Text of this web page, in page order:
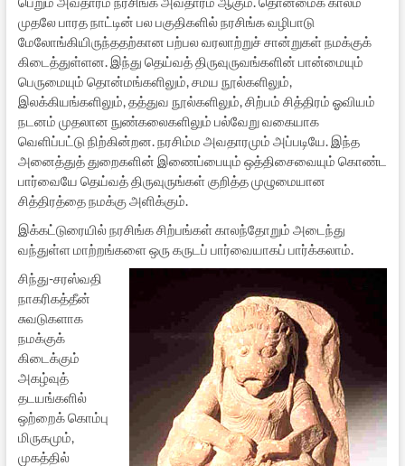
முதலே பாரத நாட்டின் பல பகுதிகளில் நரசிங்க வழிபாடு
மேலோங்கியிருந்ததற்கான பற்பல வரலாற்றுச் சான்றுகள் நமக்குக்
கிடைத்துள்ளன. இந்து தெய்வத் திருவுருவங்களின் பான்மையும்
பெருமையும் தொன்மங்களிலும், சமய நூல்களிலும்,
இலக்கியங்களிலும், தத்துவ நூல்களிலும், சிற்பம் சித்திரம் ஓவியம்
நடனம் முதலான நுண்கலைகளிலும் பல்வேறு வகையாக
வெளிப்பட்டு நிற்கின்றன. நரசிம்ம அவதாரமும் அப்படியே. இந்த
அனைத்துத் துறைகளின் இணைப்பையும் ஒத்திசைவையும் கொண்ட
பார்வையே தெய்வத் திருவுருங்கள் குறித்த முழுமையான
சித்திரத்தை நமக்கு அளிக்கும்.
இக்கட்டுரையில் நரசிங்க சிற்பங்கள் காலந்தோறும் அடைந்து
வந்துள்ள மாற்றங்களை ஒரு கருடப் பார்வையாகப் பார்க்கலாம்.
சிந்து-சரஸ்வதி
நாகரிகத்தீன்
சுவடுகளாக
நமக்குக்
கிடைக்கும்
அகழ்வுத்
தடயங்களில்
ஒற்றைக் கொம்பு
மிருகமும்,
முகத்தில்